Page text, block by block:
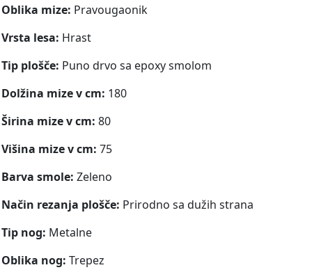
Oblika mize: Pravougaonik
Vrsta lesa: Hrast
Tip plošče: Puno drvo sa epoxy smolom
Dolžina mize v cm: 180
Širina mize v cm: 80
Višina mize v cm: 75
Barva smole: Zeleno
Način rezanja plošče: Prirodno sa dužih strana
Tip nog: Metalne
Oblika nog: Trepez